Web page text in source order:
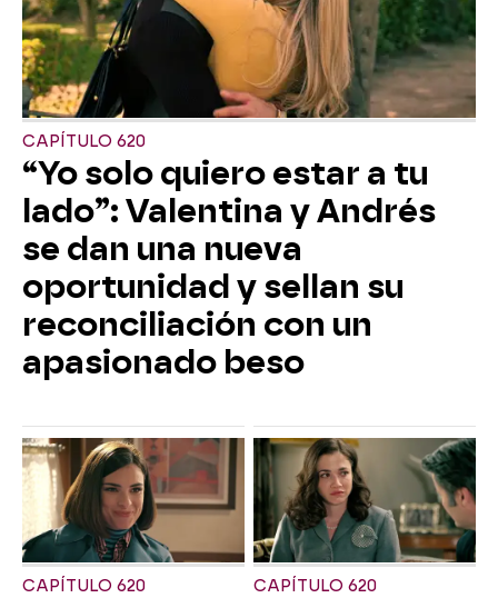
CAPÍTULO 620
“Yo solo quiero estar a tu
lado”: Valentina y Andrés
se dan una nueva
oportunidad y sellan su
reconciliación con un
apasionado beso
CAPÍTULO 620 CAPÍTULO 620